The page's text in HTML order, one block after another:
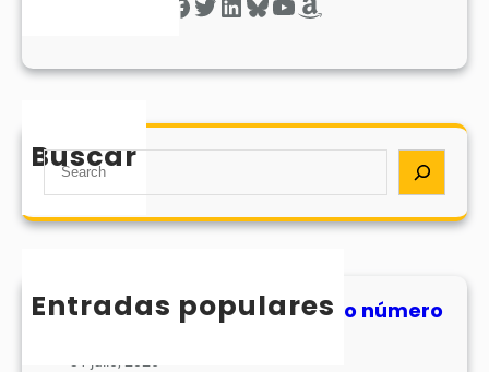
Twitter LinkedIn Bluesky YouTube Amazon
Buscar
S
a
h
Entradas populares
MHJournal publica el segundo número